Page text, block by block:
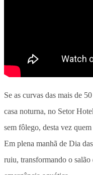
Se as curvas das mais de
casa noturna, no Setor
sem fôlego, desta vez
Em plena manhã de Dia
ruiu, transformando o